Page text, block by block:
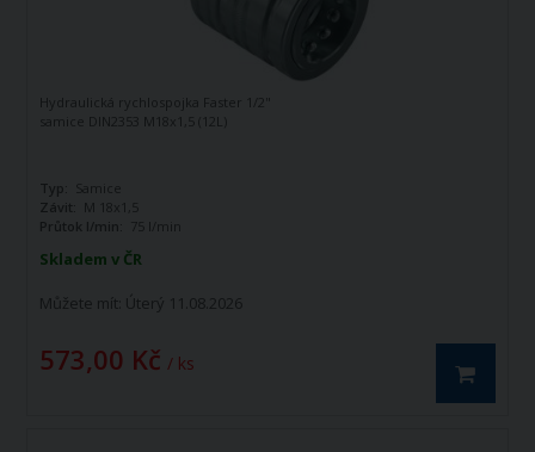
Skladem v ČR
Můžete mít: Úterý 11.08.2026
573,00 Kč / ks
Hydraulická rychlospojka Faster 1/2"
samice DIN2353 M18x1,5 (12L)
Typ:
Samice
Závit: M 18x1,5
Průtok l/min:
75 l/min